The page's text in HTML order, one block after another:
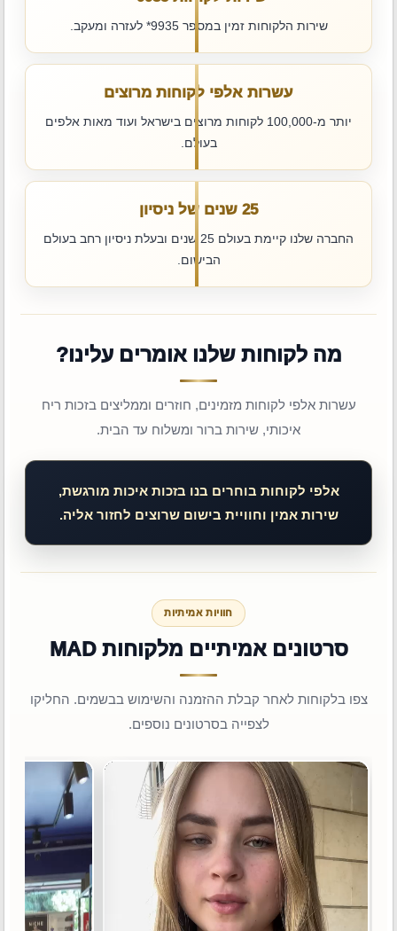
שירות הלקוחות זמין במספר ‎*9935 לעזרה ומעקב.
עשרות אלפי לקוחות מרוצים
יותר מ-100,000 לקוחות מרוצים בישראל ועוד מאות אלפים
בעולם.
25 שנים של ניסיון
החברה שלנו קיימת בעולם 25 שנים ובעלת ניסיון רחב בעולם
הבישום.
מה לקוחות שלנו אומרים עלינו?
עשרות אלפי לקוחות מזמינים, חוזרים וממליצים בזכות ריח
איכותי, שירות ברור ומשלוח עד הבית.
אלפי לקוחות בוחרים בנו בזכות איכות מורגשת,
שירות אמין וחוויית בישום שרוצים לחזור אליה.
חוויות אמיתיות
סרטונים אמיתיים מלקוחות MAD
צפו בלקוחות לאחר קבלת ההזמנה והשימוש בבשמים. החליקו
לצפייה בסרטונים נוספים.